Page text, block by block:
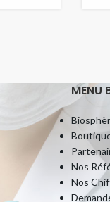
MENU
Nos
Nos